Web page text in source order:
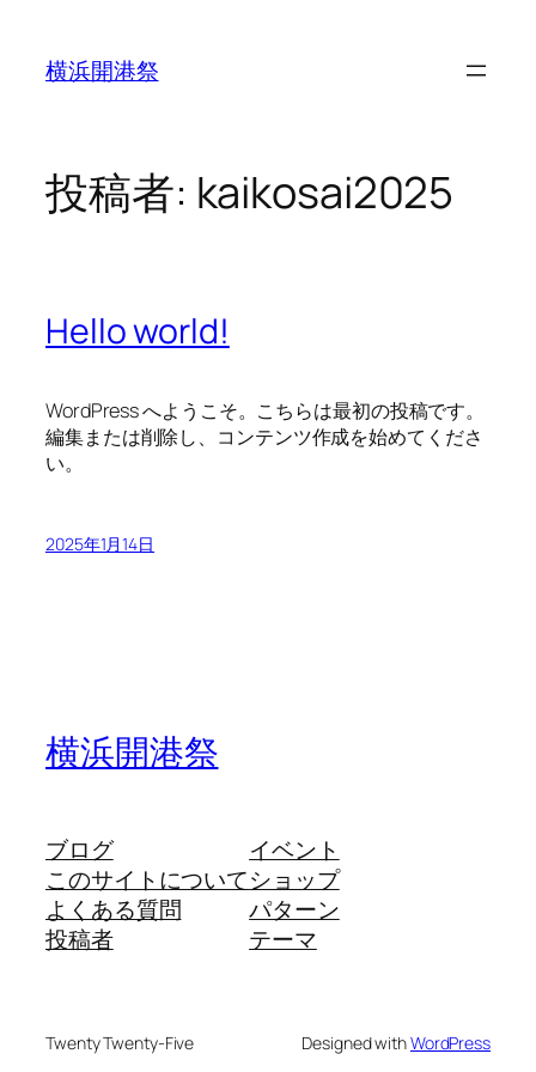
横浜開港祭
投稿者: kaikosai2025
Hello world!
WordPress へようこそ。こちらは最初の投稿です。
編集または削除し、コンテンツ作成を始めてくださ
い。
2025年1月14日
横浜開港祭
ブログ
このサイトについて
よくある質問
投稿者
イベント
ショップ
パターン
テーマ
Twenty Twenty-Five Designed withWordPress